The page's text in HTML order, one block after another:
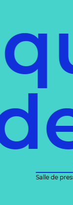
Salle de